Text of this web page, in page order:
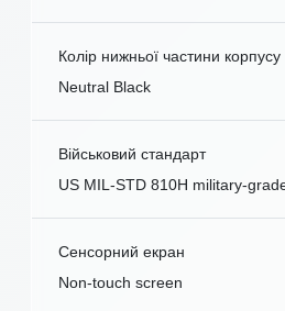
Колір нижньої частини корпусу
Neutral Black
Військовий стандарт
US MIL-STD 810H military-
Сенсорний екран
Non-touch screen